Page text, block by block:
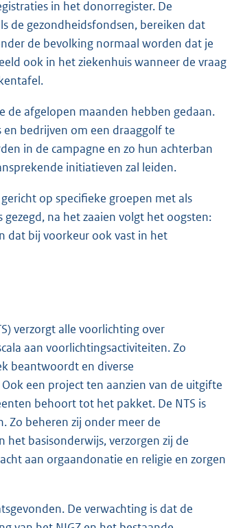
in het donorregister. De
de gezondheidsfondsen, bereiken dat
de bevolking normaal worden dat je
ook in het ziekenhuis wanneer de vraag
de afgelopen maanden hebben gedaan.
bedrijven om een draaggolf te
in de campagne en zo hun achterban
initiatieven zal leiden.
op specifieke groepen met als
na het zaaien volgt het oogsten:
dat bij voorkeur ook vast in het
verzorgt alle voorlichting over
aan voorlichtingsactiviteiten. Zo
beantwoordt en diverse
een project ten aanzien van de uitgifte
behoort tot het pakket. De NTS is
Zo beheren zij onder meer de
basisonderwijs, verzorgen zij de
aan orgaandonatie en religie en zorgen
De verwachting is dat de